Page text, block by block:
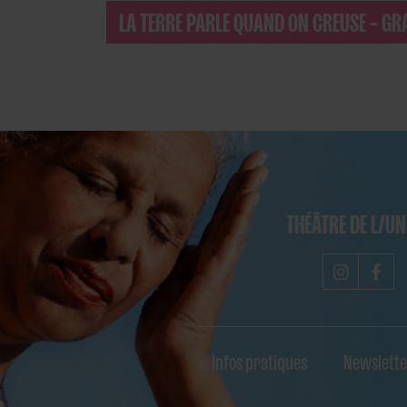
LA TERRE PARLE QUAND ON CREUSE –
THÉÂTRE DE L/
Infos pratiques